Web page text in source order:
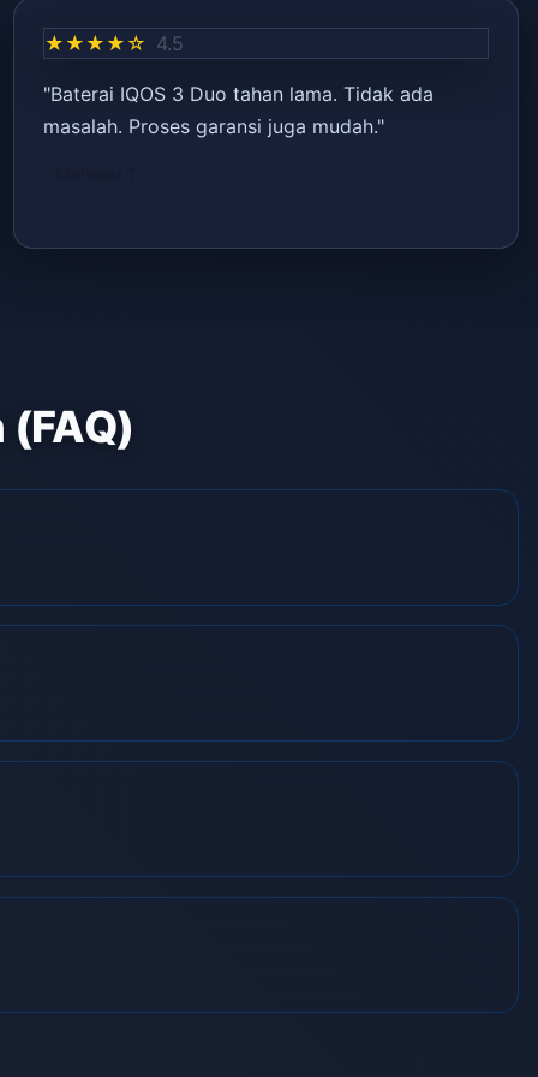
★★★★☆ 4.5
"Baterai IQOS 3 Duo tahan lama. Tidak ada
masalah. Proses garansi juga mudah."